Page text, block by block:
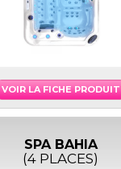
VOIR LA FICHE PRODUIT
SPA BAHIA
(4 PLACES)